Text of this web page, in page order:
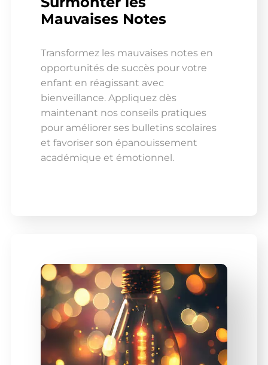
Mauvaises Notes
Transformez les mauvaises notes en
opportunités de succès pour votre
enfant en réagissant avec
bienveillance. Appliquez dès
maintenant nos conseils pratiques
pour améliorer ses bulletins scolaires
et favoriser son épanouissement
académique et émotionnel.